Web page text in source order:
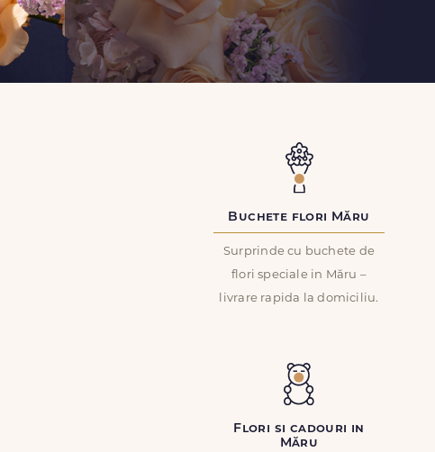
Buchete flori Măru
Surprinde cu buchete de
flori speciale in Măru –
livrare rapida la domiciliu.
Flori si cadouri in
Măru